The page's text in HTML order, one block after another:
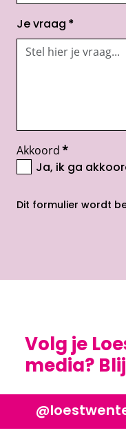
Je vraag *
Akkoord*
Ja, ik ga
Dit formulier wordt
Volg je
media?